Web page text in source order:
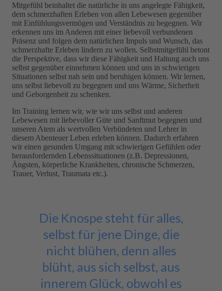
Mitgefühl beinhaltet die natürliche in uns angelegte Fähigkeit,
dem schmerzhaften Erleben von allen Lebewesen gegenüber
mit Einfühlungs­vermögen und Verständnis zu begegnen. Wir
erkennen uns im Anderen mit einer liebevoll verbundenen
Präsenz und folgen dem natürlichen Impuls und Wunsch, das
schmerzhafte Erleben lindern zu wollen. Selbstmit­gefühl betont
die Perspektive, dass wir diese Fähigkeit und Haltung auch uns
selbst gegenüber einnehmen können und uns in schwierigen
Situationen selbst nah sein und beruhigen können. Wir lernen,
uns selbst liebevoll zu begegnen und uns Wärme, Sicherheit
und Geborgenheit zu schenken.
Im Training lernen wir, wie wir uns selbst und anderen
Lebewesen mit liebevoller Güte und Sanftmut begegnen und
unseren Atem als wertvollen Verbündeten und Lehrer in
diesem Abenteuer Leben erleben können. Dadurch erfahren
wir einen gesunden Umgang mit schwierigen Gefühlen oder
herausfordernden Lebens­situationen (z.B. Depressionen,
Ängsten, körperliche Krankheiten, chronische Schmerzen,
Trauer, Verlust, Traumata etc.).
Die Knospe steht für alles,
selbst für jene Dinge, die
nicht blühen, denn alles
blüht, aus sich selbst, aus
innerem Glück, obwohl es